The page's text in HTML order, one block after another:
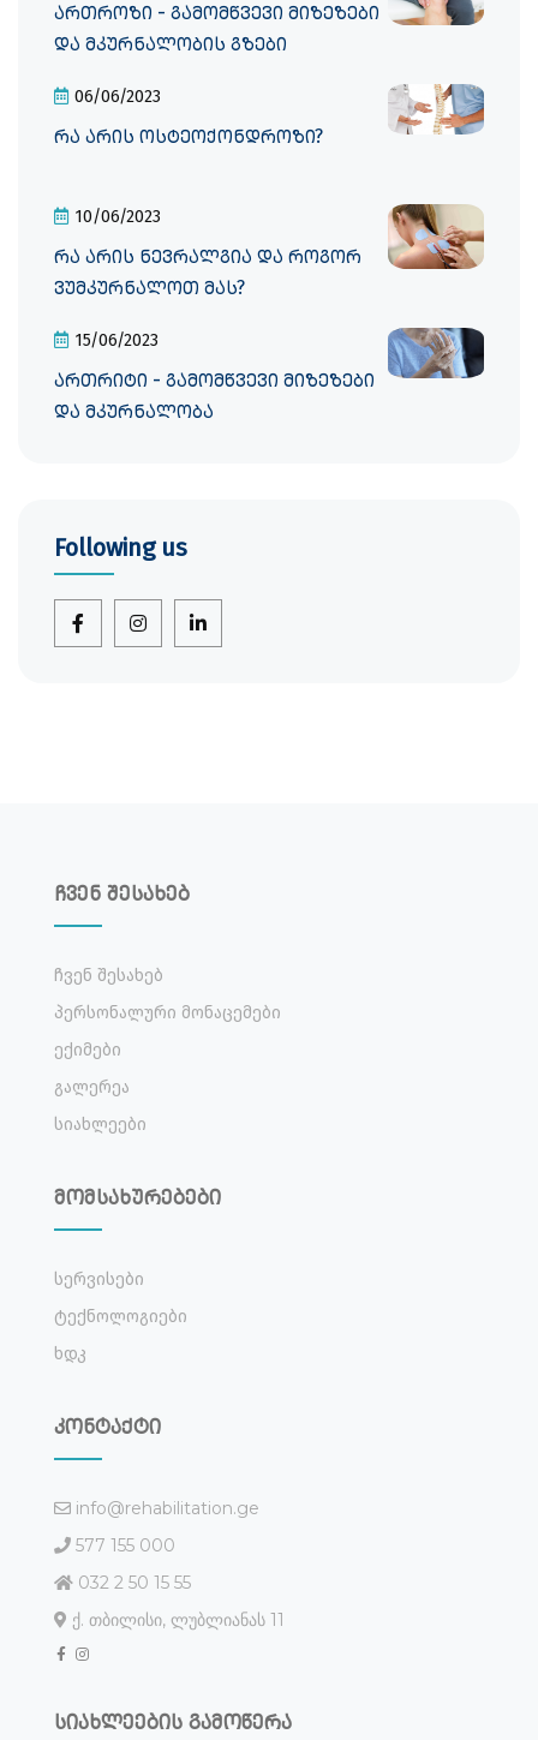
ართროზი - გამომწვევი მიზეზები
და მკურნალობის გზები
06/06/2023
რა არის ოსტეოქონდროზი?
10/06/2023
რა არის ნევრალგია და როგორ
ვუმკურნალოთ მას?
15/06/2023
ართრიტი - გამომწვევი მიზეზები
და მკურნალობა
Following us
ჩვენ შესახებ
Ჩვენ Შესახებ
Პერსონალური Მონაცემები
Ექიმები
Გალერეა
Სიახლეები
მომსახურებები
Სერვისები
Ტექნოლოგიები
Ხდკ
კონტაქტი
info@rehabilitation.ge
577 155 000
032 2 50 15 55
ქ. თბილისი, ლუბლიანას 11
სიახლეების გამოწერა